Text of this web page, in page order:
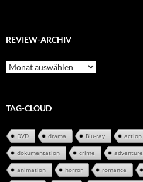
REVIEW-ARCHIV
Review-
Archiv
TAG-CLOUD
DVD drama Blu-ray action
dokumentation crime adventure
animation horror romance